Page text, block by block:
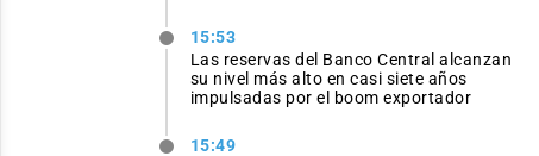
15:53
Las reservas del Banco Central alcanzan
su nivel más alto en casi siete años
impulsadas por el boom exportador
15:49